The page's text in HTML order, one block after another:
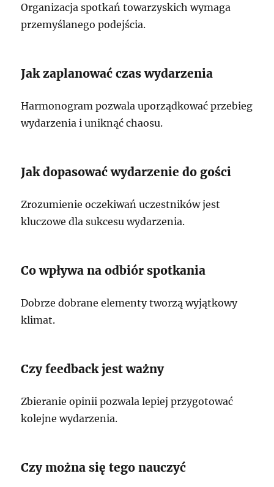
Organizacja spotkań towarzyskich wymaga
przemyślanego podejścia.
Jak zaplanować czas wydarzenia
Harmonogram pozwala uporządkować przebieg
wydarzenia i uniknąć chaosu.
Jak dopasować wydarzenie do gości
Zrozumienie oczekiwań uczestników jest
kluczowe dla sukcesu wydarzenia.
Co wpływa na odbiór spotkania
Dobrze dobrane elementy tworzą wyjątkowy
klimat.
Czy feedback jest ważny
Zbieranie opinii pozwala lepiej przygotować
kolejne wydarzenia.
Czy można się tego nauczyć